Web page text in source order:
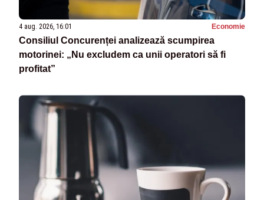
4 aug. 2026, 16:01 Economie
Consiliul Concurenței analizează scumpirea
motorinei: „Nu excludem ca unii operatori să fi
profitat”